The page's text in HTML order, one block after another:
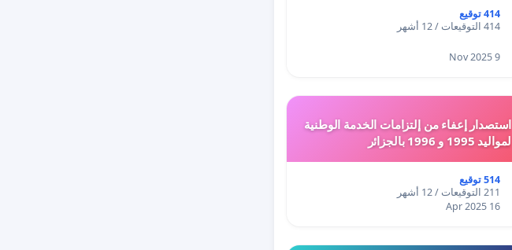
414 توقيع
414 التوقيعات / 12 أشهر
9 Nov 2025
استصدار إعفاء من إلتزامات الخدمة الوطنية
لمواليد 1995 و 1996 بالجزائر
514 توقيع
211 التوقيعات / 12 أشهر
16 Apr 2025